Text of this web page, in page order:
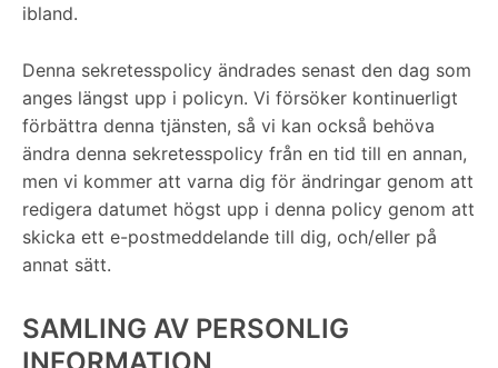
ibland.
Denna sekretesspolicy ändrades senast den dag som
anges längst upp i policyn. Vi försöker kontinuerligt
förbättra denna tjänsten, så vi kan också behöva
ändra denna sekretesspolicy från en tid till en annan,
men vi kommer att varna dig för ändringar genom att
redigera datumet högst upp i denna policy genom att
skicka ett e-postmeddelande till dig, och/eller på
annat sätt.
SAMLING AV PERSONLIG